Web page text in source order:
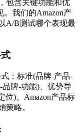
包含关键功能和优
。我们的Amazon产
A/B测试哪个表现最
：标准(品牌-产品-
牌-功能)、优势导
位)。Amazon产品标
策略。